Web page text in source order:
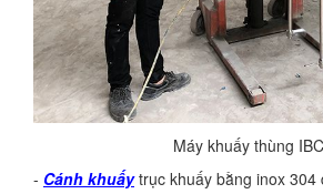
Máy khuấy thùng IBC
- Cánh khuấytrục khuấy bằng inox 304